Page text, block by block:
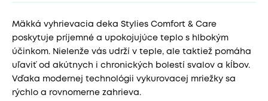
Mäkká vyhrievacia deka Stylies Comfort & Care
poskytuje príjemné a upokojujúce teplo s hlbokým
účinkom. Nielenže vás udrží v teple, ale taktiež pomáha
uľaviť od akútnych i chronických bolestí svalov a kĺbov.
Vďaka modernej technológii vykurovacej mriežky sa
rýchlo a rovnomerne zahrieva.